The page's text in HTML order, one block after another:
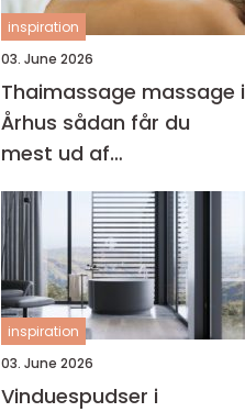
inspiration
03. June 2026
Thaimassage massage i
Århus sådan får du
mest ud af
behandlingen
inspiration
03. June 2026
Vinduespudser i